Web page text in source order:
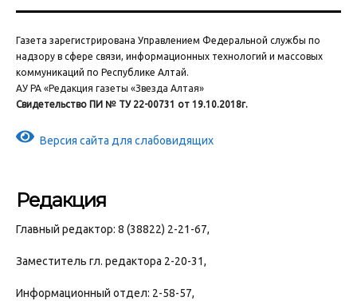
Газета зарегистрирована Управлением Федеральной службы по
надзору в сфере связи, информационных технологий и массовых
коммуникаций по Республике Алтай.
АУ РА «Редакция газеты «Звезда Алтая»
Свидетельство ПИ № ТУ 22-00731 от 19.10.2018г.
Версия сайта для слабовидящих
Редакция
Главный редактор: 8 (38822) 2-21-67,
Заместитель гл. редактора 2-20-31,
Информационный отдел: 2-58-57,